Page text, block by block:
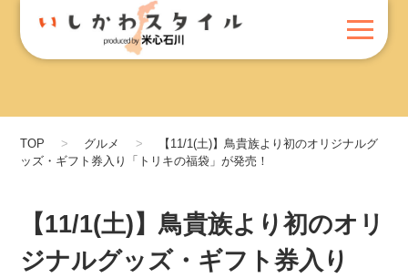
TOP グルメ
【11/1(土)】鳥貴族より初のオリジナルグ
ッズ・ギフト券入り「トリキの福袋」が発売！
【11/1(土)】鳥貴族より初のオリ
ジナルグッズ・ギフト券入り